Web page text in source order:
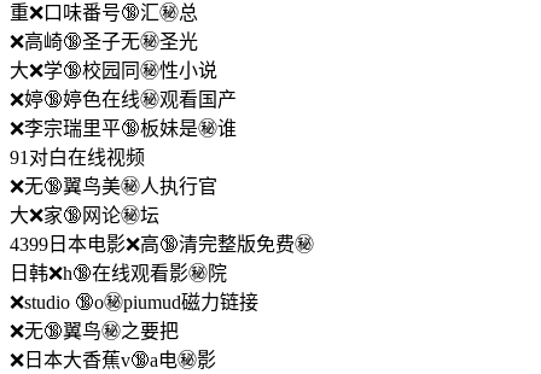
重❌口味番号🔞汇㊙️总
❌高崎🔞圣子无㊙️圣光
大❌学🔞校园同㊙️性小说
❌婷🔞婷色在线㊙️观看国产
❌李宗瑞里平🔞板妹是㊙️谁
91对白在线视频
❌无🔞翼鸟美㊙️人执行官
大❌家🔞网论㊙️坛
4399日本电影❌高🔞清完整版免费㊙️
日韩❌h🔞在线观看影㊙️院
❌studio 🔞o㊙️piumud磁力链接
❌无🔞翼鸟㊙️之要把
❌日本大香蕉v🔞a电㊙️影